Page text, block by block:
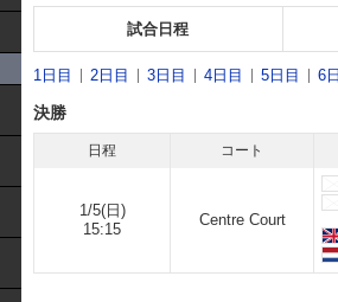
試合日程
1日目 2日目 3日目 4日目 5日目 6
決勝
日程 コート
1/5(日)
15:15
Centre Court